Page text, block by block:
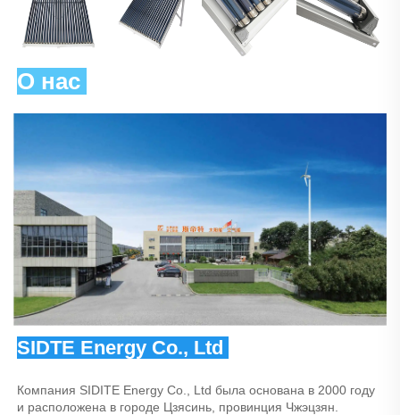
О нас
SIDTE Energy Co., Ltd
Компания SIDITE Energy Co., Ltd была основана в 2000 году
и расположена в городе Цзясинь, провинция Чжэцзян.